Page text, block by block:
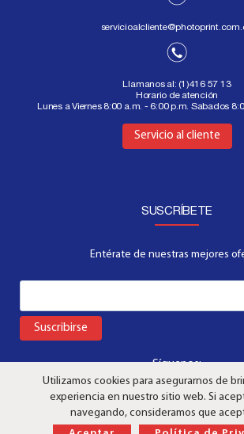
Llamanos al: (1)416 57 13
Horario de atención
Lunes a Viernes 8:00 a.m. - 6:00 p.m. Sabados
Servicio al cliente
Aquí
SUSCRÍBETE
Entérate de nuestras mejores
Suscribirse
Síguenos:
Utilizamos cookies para asegurarnos de
experiencia en nuestro sitio web. Si
navegando, consideramos que